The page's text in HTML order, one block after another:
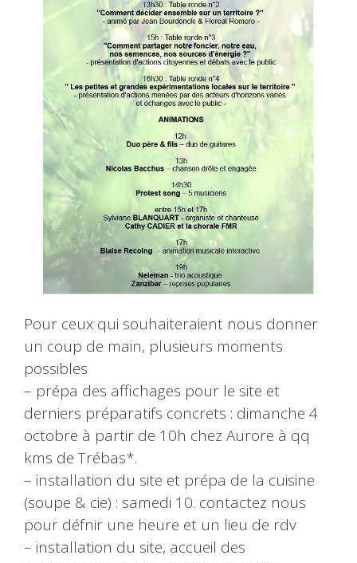
Pour ceux qui souhaiteraient nous donner
un coup de main, plusieurs moments
possibles
– prépa des affichages pour le site et
derniers préparatifs concrets : dimanche 4
octobre à partir de 10h chez Aurore à qq
kms de Trébas*.
– installation du site et prépa de la cuisine
(soupe & cie) : samedi 10. contactez nous
pour défnir une heure et un lieu de rdv
– installation du site, accueil des